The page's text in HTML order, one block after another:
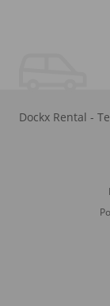
Dockx Rental -